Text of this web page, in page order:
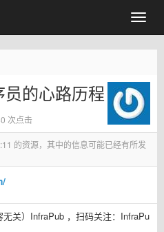
员的心路历程
次点击
的资源，其中的信息可能已经有所发
关）InfraPub ，扫码关注： InfraPu